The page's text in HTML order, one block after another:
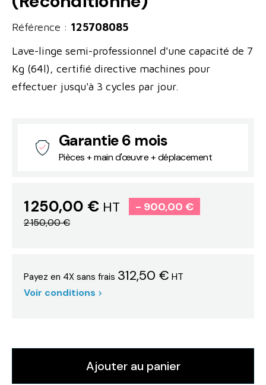
Référence : 125708085
Lave-linge semi-professionnel d'une capacité de 7
Kg (64l), certifié directive machines pour
effectuer jusqu'à 3 cycles par jour.
Garantie 6 mois
Pièces + main d'œuvre + déplacement
1 250,00 €HT - 900,00 €
2 150,00 €
Payez en 4X sans frais 312,50 € HT
Voir conditions
Ajouter au panier